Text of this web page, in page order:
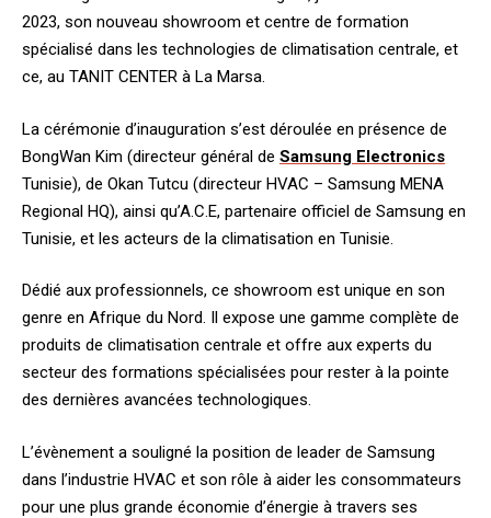
2023, son nouveau showroom et centre de formation
spécialisé dans les technologies de climatisation centrale, et
ce, au TANIT CENTER à La Marsa.
La cérémonie d’inauguration s’est déroulée en présence de
BongWan Kim (directeur général de Samsung Electronics
Tunisie), de Okan Tutcu (directeur HVAC – Samsung MENA
Regional HQ), ainsi qu’A.C.E, partenaire officiel de Samsung en
Tunisie, et les acteurs de la climatisation en Tunisie.
Dédié aux professionnels, ce showroom est unique en son
genre en Afrique du Nord. Il expose une gamme complète de
produits de climatisation centrale et offre aux experts du
secteur des formations spécialisées pour rester à la pointe
des dernières avancées technologiques.
L’évènement a souligné la position de leader de Samsung
dans l’industrie HVAC et son rôle à aider les consommateurs
pour une plus grande économie d’énergie à travers ses